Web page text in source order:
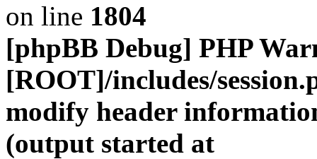
on line 1804
[phpBB Debug] PHP
[ROOT]/includes/
modify header
(output started at